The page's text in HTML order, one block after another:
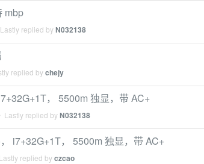
mbp
replied byN032138
replied bychejy
， 5500m 独显，带 AC+
Lastly replied byN032138
i7+32G+1T， 5500m 独显，带 AC+
replied byczcao